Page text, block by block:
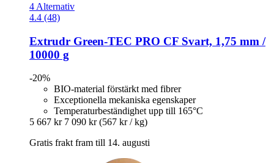
4 Alternativ
4.4 (48)
Extrudr Green-​TEC PRO CF Svart, 1,75 mm /
10000 g
-20%
BIO-material förstärkt med fibrer
Exceptionella mekaniska egenskaper
Temperaturbeständighet upp till 165°C
5 667 kr 7 090 kr (567 kr / kg)
Gratis frakt fram till 14. augusti